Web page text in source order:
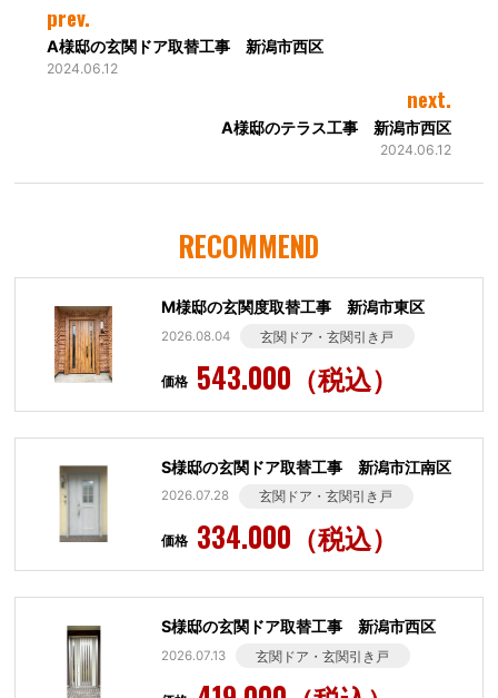
prev.
A様邸の玄関ドア取替工事 新潟市西区
2024.06.12
next.
A様邸のテラス工事 新潟市西区
2024.06.12
RECOMMEND
M様邸の玄関度取替工事 新潟市東区
2026.08.04 玄関ドア・玄関引き戸
価格 543.000（税込）
S様邸の玄関ドア取替工事 新潟市江南区
2026.07.28 玄関ドア・玄関引き戸
価格 334.000（税込）
S様邸の玄関ドア取替工事 新潟市西区
2026.07.13 玄関ドア・玄関引き戸